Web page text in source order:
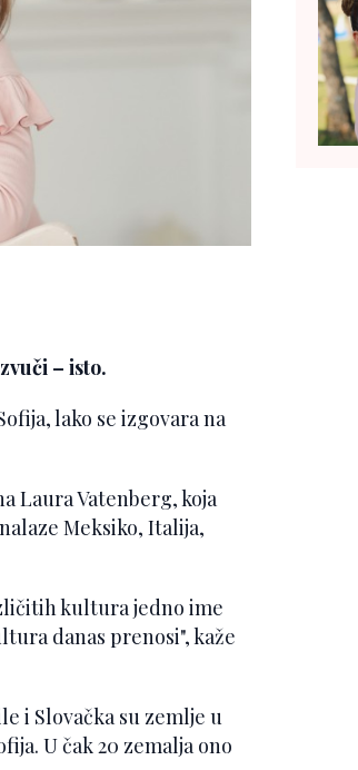
– isto.
lako se izgovara na
Laura Vatenberg, koja
Meksiko, Italija,
kultura jedno ime
danas prenosi", kaže
i Slovačka su zemlje u
U čak 20 zemalja ono